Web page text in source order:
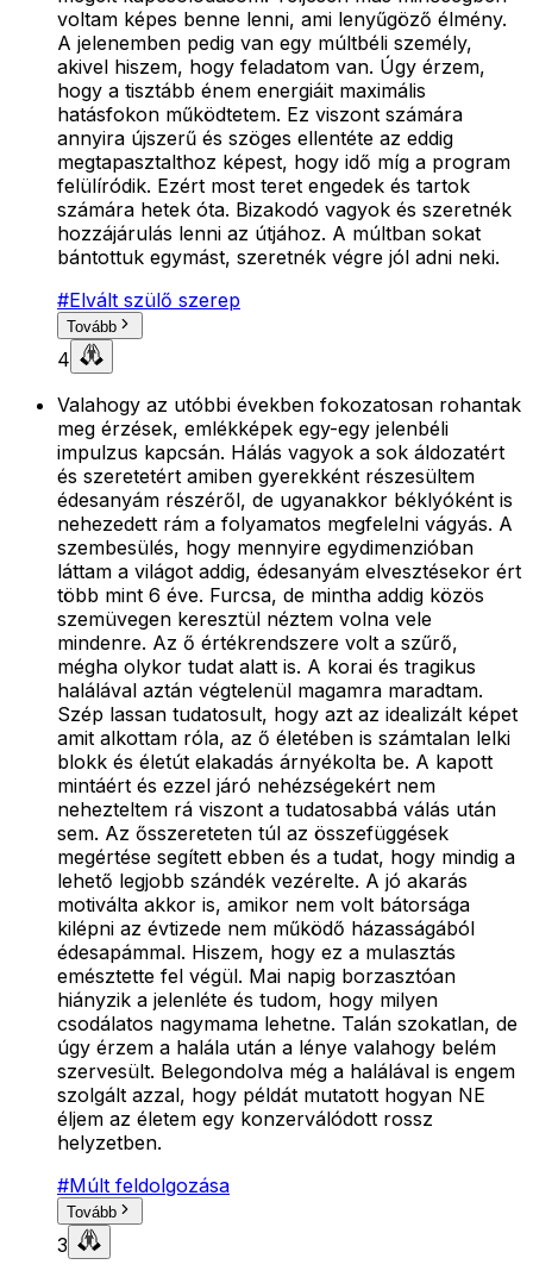
voltam képes benne lenni, ami lenyűgöző élmény.
A jelenemben pedig van egy múltbéli személy,
akivel hiszem, hogy feladatom van. Úgy érzem,
hogy a tisztább énem energiáit maximális
hatásfokon működtetem. Ez viszont számára
annyira újszerű és szöges ellentéte az eddig
megtapasztalthoz képest, hogy idő míg a program
felülíródik. Ezért most teret engedek és tartok
számára hetek óta. Bizakodó vagyok és szeretnék
hozzájárulás lenni az útjához. A múltban sokat
bántottuk egymást, szeretnék végre jól adni neki.
#Elvált szülő szerep
Tovább
4
Valahogy az utóbbi években fokozatosan rohantak
meg érzések, emlékképek egy-egy jelenbéli
impulzus kapcsán. Hálás vagyok a sok áldozatért
és szeretetért amiben gyerekként részesültem
édesanyám részéről, de ugyanakkor béklyóként is
nehezedett rám a folyamatos megfelelni vágyás. A
szembesülés, hogy mennyire egydimenzióban
láttam a világot addig, édesanyám elvesztésekor ért
több mint 6 éve. Furcsa, de mintha addig közös
szemüvegen keresztül néztem volna vele
mindenre. Az ő értékrendszere volt a szűrő,
mégha olykor tudat alatt is. A korai és tragikus
halálával aztán végtelenül magamra maradtam.
Szép lassan tudatosult, hogy azt az idealizált képet
amit alkottam róla, az ő életében is számtalan lelki
blokk és életút elakadás árnyékolta be. A kapott
mintáért és ezzel járó nehézségekért nem
nehezteltem rá viszont a tudatosabbá válás után
sem. Az ősszereteten túl az összefüggések
megértése segített ebben és a tudat, hogy mindig a
lehető legjobb szándék vezérelte. A jó akarás
motiválta akkor is, amikor nem volt bátorsága
kilépni az évtizede nem működő házasságából
édesapámmal. Hiszem, hogy ez a mulasztás
emésztette fel végül. Mai napig borzasztóan
hiányzik a jelenléte és tudom, hogy milyen
csodálatos nagymama lehetne. Talán szokatlan, de
úgy érzem a halála után a lénye valahogy belém
szervesült. Belegondolva még a halálával is engem
szolgált azzal, hogy példát mutatott hogyan NE
éljem az életem egy konzerválódott rossz
helyzetben.
#Múlt feldolgozása
Tovább
3